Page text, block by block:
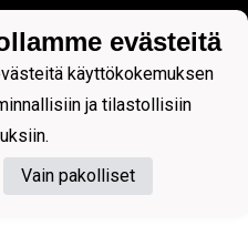
evästeitä
käyttökokemuksen
ja tilastollisiin
Vain pakolliset